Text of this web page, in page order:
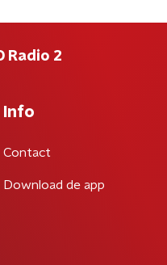
Radio 2
Info
Contact
Download de app